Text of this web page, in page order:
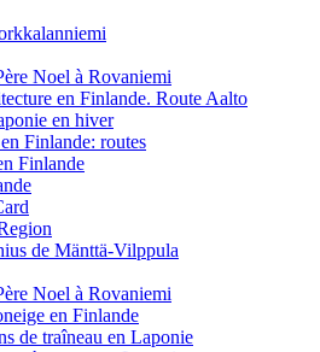
Noel à Rovaniemi
en Finlande. Route Aalto
en hiver
Finlande: routes
Finlande
de Mänttä-Vilppula
Noel à Rovaniemi
en Finlande
de traîneau en Laponie